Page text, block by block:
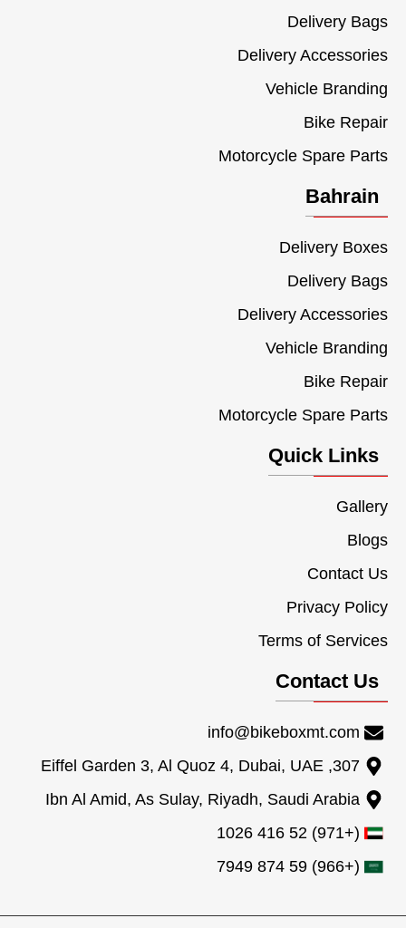
Delivery Bags
Delivery Accessories
Vehicle Branding
Bike Repair
Motorcycle Spare Parts
Bahrain
Delivery Boxes
Delivery Bags
Delivery Accessories
Vehicle Branding
Bike Repair
Motorcycle Spare Parts
Quick Links
Gallery
Blogs
Contact Us
Privacy Policy
Terms of Services
Contact Us
info@bikeboxmt.com
307, Eiffel Garden 3, Al Quoz 4, Dubai, UAE
Ibn Al Amid, As Sulay, Riyadh, Saudi Arabia
(+971) 52 416 1026
(+966) 59 874 7949